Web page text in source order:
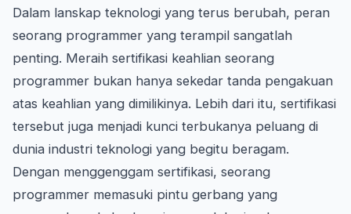
Dalam lanskap teknologi yang terus berubah, peran
seorang programmer yang terampil sangatlah
penting. Meraih sertifikasi keahlian seorang
programmer bukan hanya sekedar tanda pengakuan
atas keahlian yang dimilikinya. Lebih dari itu, sertifikasi
tersebut juga menjadi kunci terbukanya peluang di
dunia industri teknologi yang begitu beragam.
Dengan menggenggam sertifikasi, seorang
programmer memasuki pintu gerbang yang